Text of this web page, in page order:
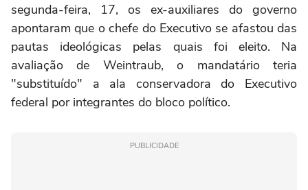
segunda-feira, 17, os ex-auxiliares do governo
apontaram que o chefe do Executivo se afastou das
pautas ideológicas pelas quais foi eleito. Na
avaliação de Weintraub, o mandatário teria
"substituído" a ala conservadora do Executivo
federal por integrantes do bloco político.
PUBLICIDADE